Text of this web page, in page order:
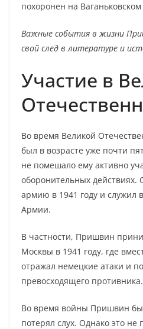
похоронен на
Важные события в жизни
свой след в литературе и
Участие в
Во время Великой
был в возрасте уже почти
не помешало ему активно
оборонительных
армию в 1941 году и служил
Армии.
В частности, Пришвин
Москвы в 1941 году, где
отражал немецкие атаки и
превосходящего противника.
Во время войны Пришвин
потерял слух. Однако это